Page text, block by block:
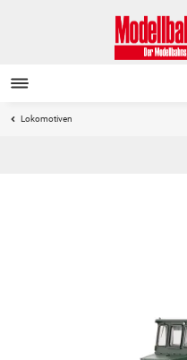
Lokomotiven